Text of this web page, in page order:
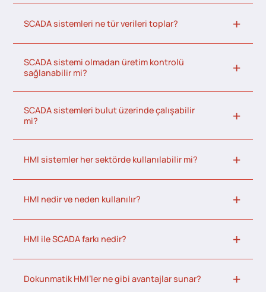
SCADA sistemleri ne tür verileri toplar?
SCADA sistemi olmadan üretim kontrolü
sağlanabilir mi?
SCADA sistemleri bulut üzerinde çalışabilir
mi?
HMI sistemler her sektörde kullanılabilir mi?
HMI nedir ve neden kullanılır?
HMI ile SCADA farkı nedir?
Dokunmatik HMI’ler ne gibi avantajlar sunar?